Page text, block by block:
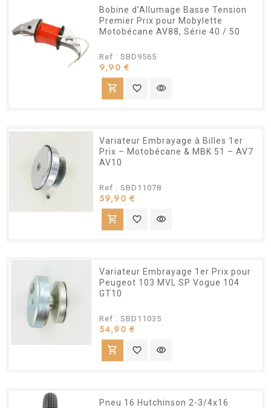
Bobine d’Allumage Basse Tension
Premier Prix pour Mobylette
Motobécane AV88, Série 40 / 50
Ref : SBD9565
9,90 €
shopping_cart favorite_border visibility
Variateur Embrayage à Billes 1er
Prix – Motobécane & MBK 51 – AV7
AV10
Ref : SBD11078
59,90 €
shopping_cart favorite_border visibility
Variateur Embrayage 1er Prix pour
Peugeot 103 MVL SP Vogue 104
GT10
Ref : SBD11035
54,90 €
shopping_cart favorite_border visibility
Pneu 16 Hutchinson 2-3/4x16